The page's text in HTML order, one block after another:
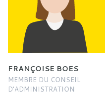
FRANÇOISE BOES
MEMBRE DU CONSEIL
D'ADMINISTRATION